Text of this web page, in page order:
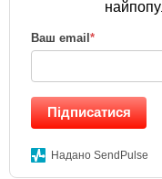
Ваш email *
Підписатися
Надано SendPulse